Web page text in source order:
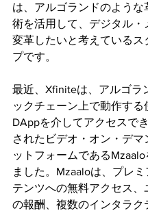
は、アルゴランドのような
術を活用して、デジタル・
変革したいと考えているス
プです。
最近、Xfiniteは、アルゴラ
ックチェーン上で動作する
DAppを介してアクセスで
されたビデオ・オン・デマ
ットフォームである
ました。Mzaaloは、プレ
テンツへの無料アクセス、
の報酬、複数のインタラク